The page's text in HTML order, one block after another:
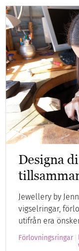
Designa
Jewellery by
vigselringar,
utifrån era
Förlovningsringar